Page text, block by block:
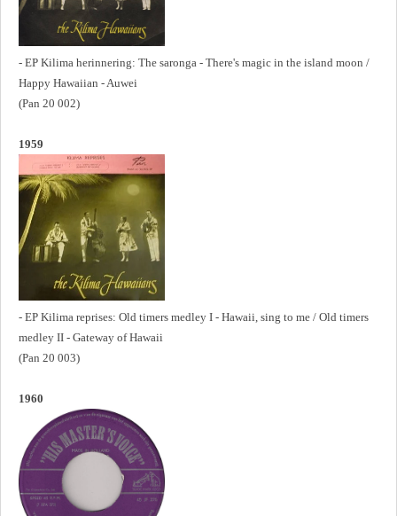
- EP Kilima herinnering: The saronga - There's magic in the island moon /
Happy Hawaiian - Auwei
(Pan 20 002)
1959
- EP Kilima reprises: Old timers medley I - Hawaii, sing to me / Old timers
medley II - Gateway of Hawaii
(Pan 20 003)
1960